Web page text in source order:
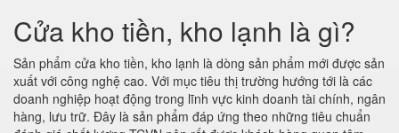
Cửa kho tiền, kho lạnh là gì?
Sản phẩm cửa kho tiền, kho lạnh là dòng sản phẩm mới được sản
xuất với công nghệ cao. Với mục tiêu thị trường hướng tới là các
doanh nghiệp hoạt động trong lĩnh vực kinh doanh tài chính, ngân
hàng, lưu trữ. Đây là sản phẩm đáp ứng theo những tiêu chuẩn